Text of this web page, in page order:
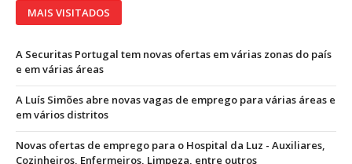
MAIS VISITADOS
A Securitas Portugal tem novas ofertas em várias zonas do país
e em várias áreas
A Luís Simões abre novas vagas de emprego para várias áreas e
em vários distritos
Novas ofertas de emprego para o Hospital da Luz - Auxiliares,
Cozinheiros, Enfermeiros, Limpeza, entre outros